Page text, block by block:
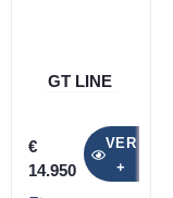
GT LINE
€
14.950
VER
+